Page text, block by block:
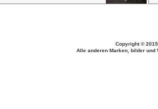
Copyright ©
Alle anderen Marken, bilder und